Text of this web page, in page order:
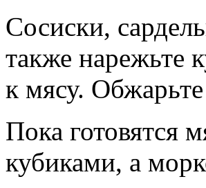
Сосиски,
также нарежьте
к мясу.
Пока готовятся
кубиками, а